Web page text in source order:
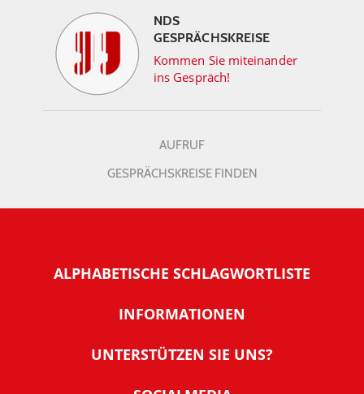
NDS
GESPRÄCHSKREISE
Kommen Sie miteinander
ins Gespräch!
AUFRUF
GESPRÄCHSKREISE FINDEN
ALPHABETISCHE SCHLAGWORTLISTE
INFORMATIONEN
Warum NachDenkSeiten
UNTERSTÜTZEN SIE UNS?